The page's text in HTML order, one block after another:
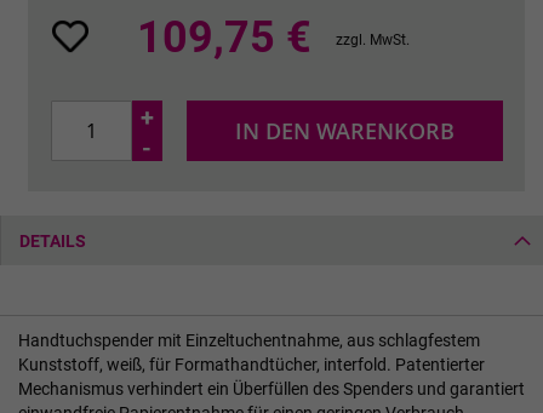
109,75 € zzgl. MwSt.
+
-
IN DEN WARENKORB
DETAILS
Handtuchspender mit Einzeltuchentnahme, aus schlagfestem
Kunststoff, weiß, für Formathandtücher, interfold. Patentierter
Mechanismus verhindert ein Überfüllen des Spenders und garantiert